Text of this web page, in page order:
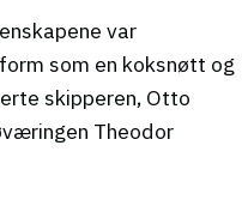
var
som en koksnøtt og
skipperen, Otto
Theodor